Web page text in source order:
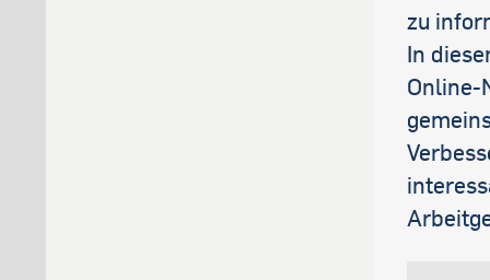
zu
In
Online-